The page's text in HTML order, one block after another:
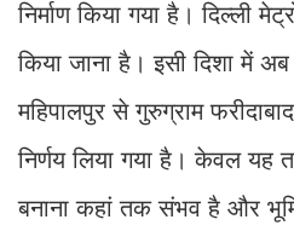
निर्माण किया गया है। दिल्ली
किया जाना है। इसी दिशा में
महिपालपुर से गुरुग्राम
निर्णय लिया गया है। केवल यह
बनाना कहां तक संभव है और